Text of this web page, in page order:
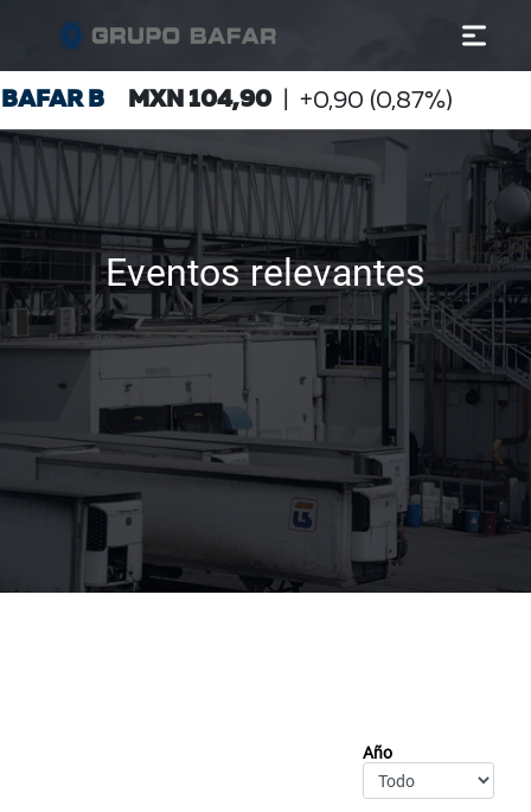
Eventos relevantes
Año